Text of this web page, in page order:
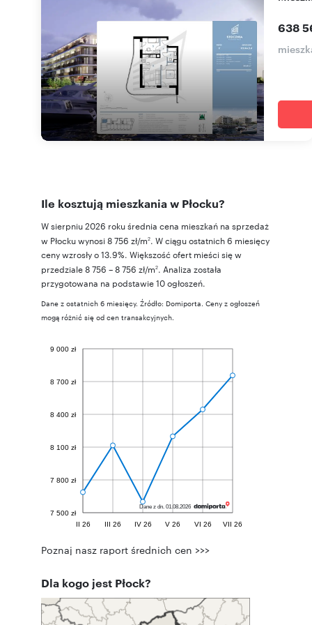
638
Ile kosztują mieszkania w Płocku?
W sierpniu 2026 roku średnia cena mieszkań na sprzedaż
w Płocku wynosi 8 756 zł/m2. W ciągu ostatnich 6 miesięcy
ceny wzrosły o 13.9%. Większość ofert mieści się w
przedziale 8 756 – 8 756 zł/m2. Analiza została
przygotowana na podstawie 10 ogłoszeń.
Dane z ostatnich 6 miesięcy. Źródło: Domiporta. Ceny z ogłoszeń
mogą różnić się od cen transakcyjnych.
Poznaj nasz raport średnich cen >>>
Dla kogo jest Płock?